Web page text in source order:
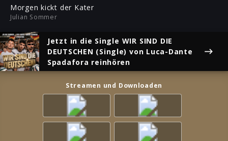
Morgen kickt der Kater
Julian Sommer
Jetzt in die Single WIR SIND DIE
DEUTSCHEN (Single) von Luca-Dante
Spadafora reinhören
Streamen und Downloaden